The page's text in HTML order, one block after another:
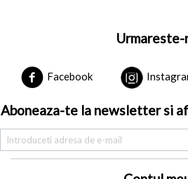
Urmareste-
Facebook
Aboneaza-te la newsletter si